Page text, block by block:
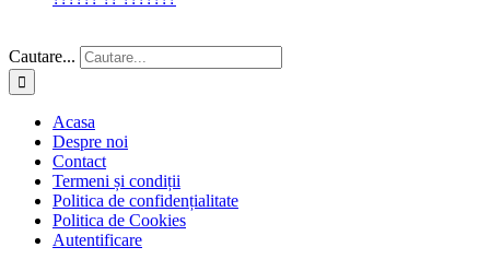
Cautare...
Acasa
Despre noi
Contact
Termeni și condiții
Politica de confidențialitate
Politica de Cookies
Autentificare